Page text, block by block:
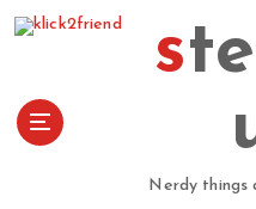
steinla
Nerdy things